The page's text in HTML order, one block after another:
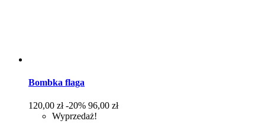
Bombka flaga
Cena
podstawowa
120,00 zł -20% Cena
96,00 zł
Wyprzedaż!